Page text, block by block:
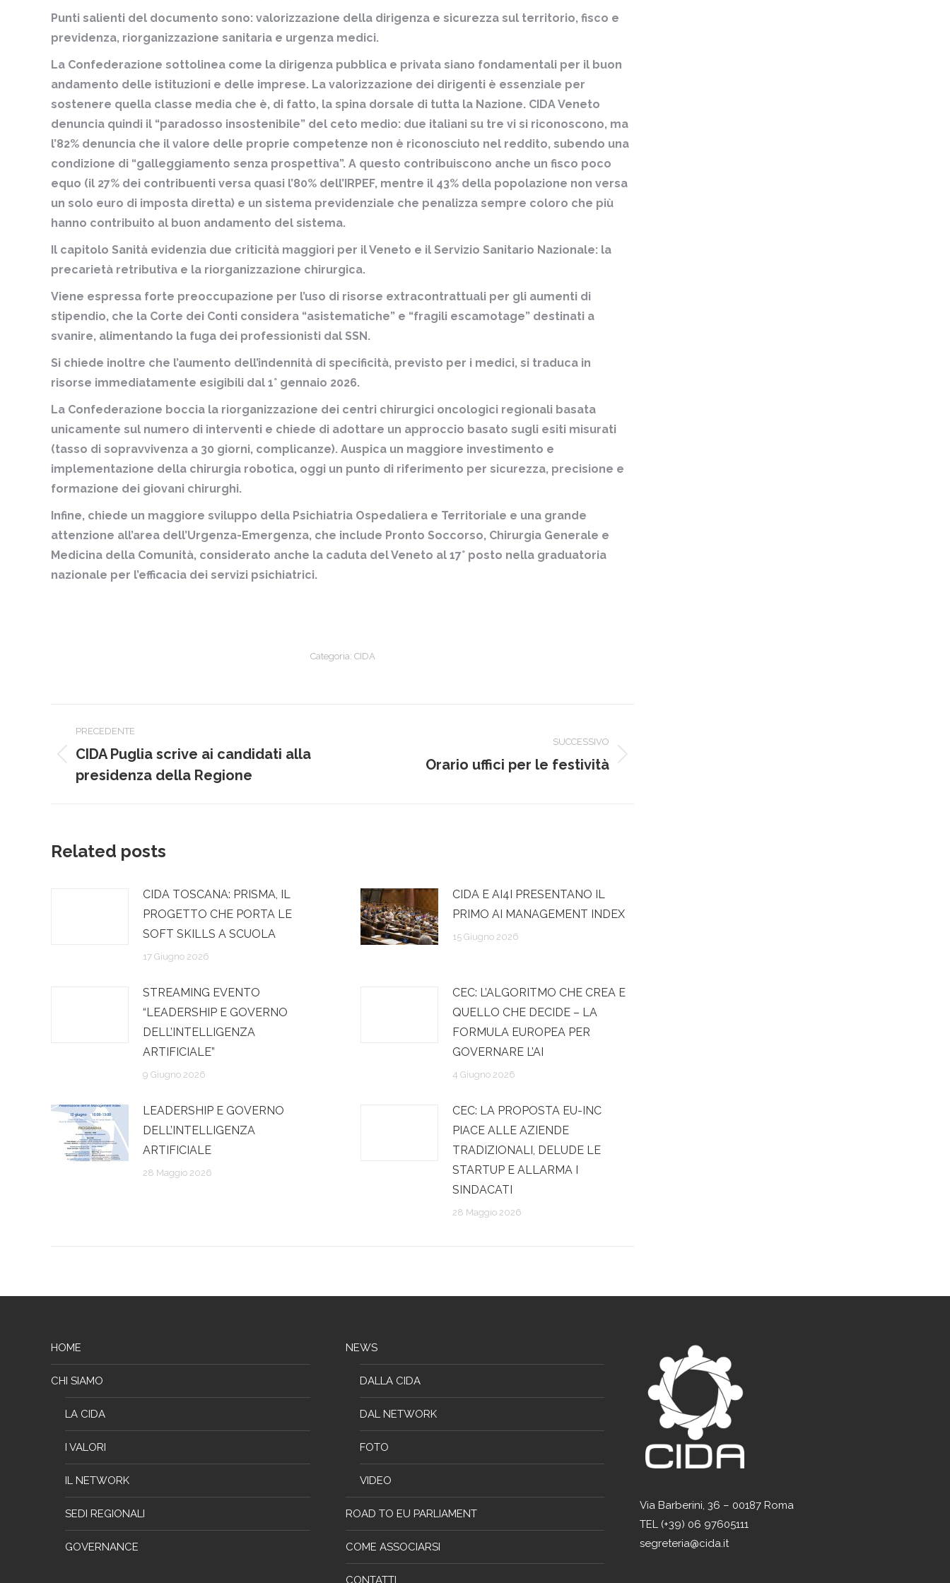
Punti salienti del documento sono: valorizzazione della dirigenza e sicurezza sul territorio, fisco e
previdenza, riorganizzazione sanitaria e urgenza medici.
La Confederazione sottolinea come la dirigenza pubblica e privata siano fondamentali per il buon
andamento delle istituzioni e delle imprese. La valorizzazione dei dirigenti è essenziale per
sostenere quella classe media che è, di fatto, la spina dorsale di tutta la Nazione. CIDA Veneto
denuncia quindi il “paradosso insostenibile” del ceto medio: due italiani su tre vi si riconoscono, ma
l’82% denuncia che il valore delle proprie competenze non è riconosciuto nel reddito, subendo una
condizione di “galleggiamento senza prospettiva”. A questo contribuiscono anche un fisco poco
equo (il 27% dei contribuenti versa quasi l’80% dell’IRPEF, mentre il 43% della popolazione non versa
un solo euro di imposta diretta) e un sistema previdenziale che penalizza sempre coloro che più
hanno contribuito al buon andamento del sistema.
Il capitolo Sanità evidenzia due criticità maggiori per il Veneto e il Servizio Sanitario Nazionale: la
precarietà retributiva e la riorganizzazione chirurgica.
Viene espressa forte preoccupazione per l’uso di risorse extracontrattuali per gli aumenti di
stipendio, che la Corte dei Conti considera “asistematiche” e “fragili escamotage” destinati a
svanire, alimentando la fuga dei professionisti dal SSN.
Si chiede inoltre che l’aumento dell’indennità di specificità, previsto per i medici, si traduca in
risorse immediatamente esigibili dal 1° gennaio 2026.
La Confederazione boccia la riorganizzazione dei centri chirurgici oncologici regionali basata
unicamente sul numero di interventi e chiede di adottare un approccio basato sugli esiti misurati
(tasso di sopravvivenza a 30 giorni, complicanze). Auspica un maggiore investimento e
implementazione della chirurgia robotica, oggi un punto di riferimento per sicurezza, precisione e
formazione dei giovani chirurghi.
Infine, chiede un maggiore sviluppo della Psichiatria Ospedaliera e Territoriale e una grande
attenzione all’area dell’Urgenza-Emergenza, che include Pronto Soccorso, Chirurgia Generale e
Medicina della Comunità, considerato anche la caduta del Veneto al 17° posto nella graduatoria
nazionale per l’efficacia dei servizi psichiatrici.
Categoria: CIDA
tra
PRECEDENTE
Post
precedente:
CIDA Puglia scrive ai candidati alla
presidenza della Regione
SUCCESSIVO
Orario uffici per le festività
Related posts
CIDA TOSCANA: PRISMA, IL
PROGETTO CHE PORTA LE
SOFT SKILLS A SCUOLA
17 Giugno 2026
CIDA E AI4I PRESENTANO IL
PRIMO AI MANAGEMENT INDEX
15 Giugno 2026
STREAMING EVENTO
“LEADERSHIP E GOVERNO
DELL’INTELLIGENZA
ARTIFICIALE”
9 Giugno 2026
CEC: L’ALGORITMO CHE CREA E
QUELLO CHE DECIDE – LA
FORMULA EUROPEA PER
GOVERNARE L’AI
4 Giugno 2026
LEADERSHIP E GOVERNO
DELL’INTELLIGENZA
ARTIFICIALE
28 Maggio 2026
CEC: LA PROPOSTA EU-INC
PIACE ALLE AZIENDE
TRADIZIONALI, DELUDE LE
STARTUP E ALLARMA I
SINDACATI
28 Maggio 2026
HOME
CHI SIAMO
LA CIDA
I VALORI
IL NETWORK
SEDI REGIONALI
GOVERNANCE
NEWS
DALLA CIDA
DAL NETWORK
FOTO
VIDEO
ROAD TO EU PARLIAMENT
COME ASSOCIARSI
CONTATTI
Via Barberini, 36 – 00187 Roma
TEL (+39) 06 97605111
segreteria@cida.it